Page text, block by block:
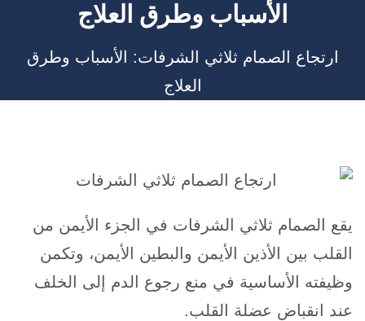
الأسباب وطرق العلاج
ارتجاع الصمام ثلاثي الشرفات: الأسباب وطرق
العلاج
يقع الصمام ثلاثي الشرفات في الجزء الأيمن من
القلب بين الأذين الأيمن والبطين الأيمن، وتكمن
وظيفته الأساسية في منع رجوع الدم إلى الخلف
عند انقباض عضلة القلب.